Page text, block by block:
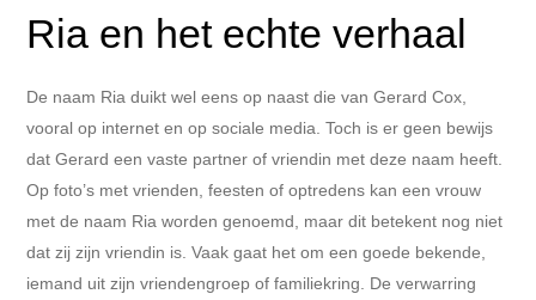
Ria en het echte verhaal
De naam Ria duikt wel eens op naast die van Gerard Cox,
vooral op internet en op sociale media. Toch is er geen bewijs
dat Gerard een vaste partner of vriendin met deze naam heeft.
Op foto’s met vrienden, feesten of optredens kan een vrouw
met de naam Ria worden genoemd, maar dit betekent nog niet
dat zij zijn vriendin is. Vaak gaat het om een goede bekende,
iemand uit zijn vriendengroep of familiekring. De verwarring